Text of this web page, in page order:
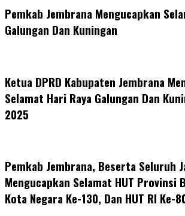
Pemkab Jembrana Mengucapkan
Galungan Dan Kuningan
Ketua DPRD Kabupaten Jembrana
Selamat Hari Raya Galungan Dan
2025
Pemkab Jembrana, Beserta Seluruh
Mengucapkan Selamat HUT Provinsi
Kota Negara Ke-130, Dan HUT RI Ke-